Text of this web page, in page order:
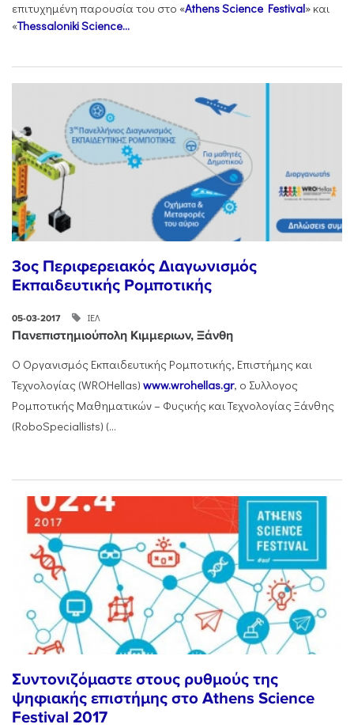
επιτυχημένη παρουσία του στο «Athens Science Festival» και
«Thessaloniki Science...
3ος Περιφερειακός Διαγωνισμός
Εκπαιδευτικής Ρομποτικής
05-03-2017 ΙΕΛ
Πανεπιστημιούπολη Κιμμεριων, Ξάνθη
Ο Οργανισμός Εκπαιδευτικής Ρομποτικής, Επιστήμης και
Τεχνολογίας (WROHellas) www.wrohellas.gr, ο Συλλογος
Ρομποτικής Μαθηματικών – Φυςικής και Τεχνολογίας Ξάνθης
(RoboSpeciallists) (...
Συντονιζόμαστε στους ρυθμούς της
ψηφιακής επιστήμης στο Athens Science
Festival 2017